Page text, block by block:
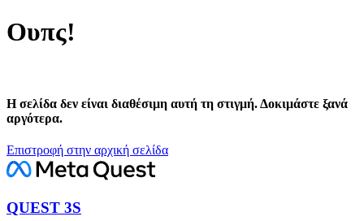
Ουπς!
Η σελίδα δεν είναι διαθέσιμη αυτή τη στιγμή. Δοκιμάστε ξανά
αργότερα.
Επιστροφή στην αρχική σελίδα
QUEST 3S